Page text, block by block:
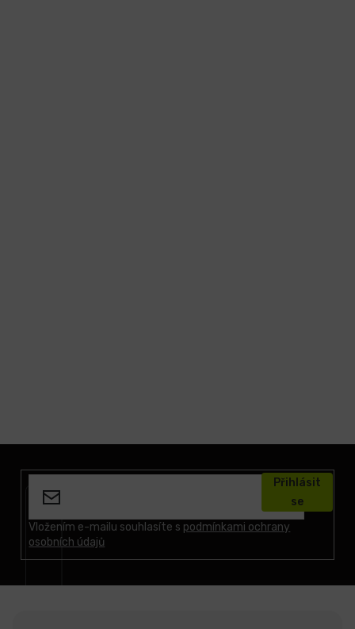
Vložením e-mailu souhlasíte s podmínkami ochrany
osobních údajů
Přihlásit
se